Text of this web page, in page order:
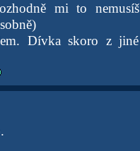
mi to nemusíš
Dívka skoro z jiné